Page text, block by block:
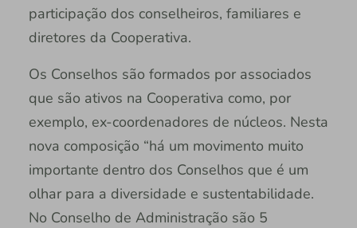
participação dos conselheiros, familiares e
diretores da Cooperativa.
Os Conselhos são formados por associados
que são ativos na Cooperativa como, por
exemplo, ex-coordenadores de núcleos. Nesta
nova composição “há um movimento muito
importante dentro dos Conselhos que é um
olhar para a diversidade e sustentabilidade.
No Conselho de Administração são 5